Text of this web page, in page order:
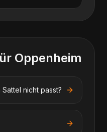
Oppenheim
nicht passt?